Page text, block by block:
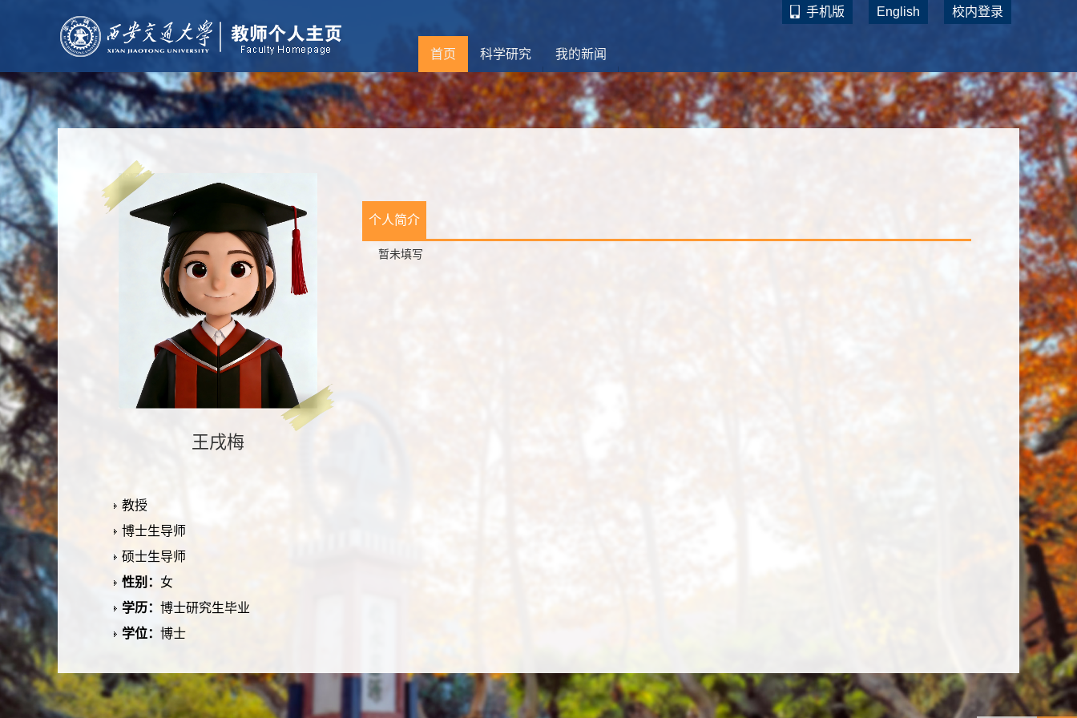
校内登录
English
手机版
首页 科学研究 我的新闻
王戌梅
教授
博士生导师
硕士生导师
性别： 女
学历： 博士研究生毕业
学位： 博士
电子邮箱：
办公地点：
个人简介
暂未填写